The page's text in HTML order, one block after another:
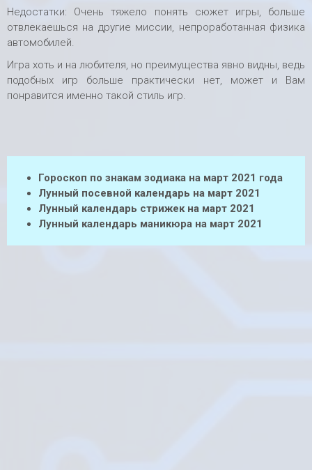
Недостатки: Очень тяжело понять сюжет игры, больше
отвлекаешься на другие миссии, непроработанная физика
автомобилей.
Игра хоть и на любителя, но преимущества явно видны, ведь
подобных игр больше практически нет, может и Вам
понравится именно такой стиль игр.
Гороскоп по знакам зодиака на март 2021 года
Лунный посевной календарь на март 2021
Лунный календарь стрижек на март 2021
Лунный календарь маникюра на март 2021